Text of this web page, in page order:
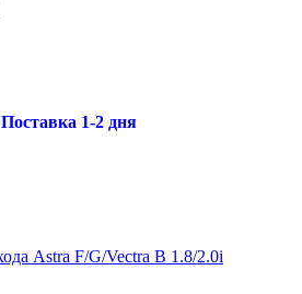
Поставка 1-2 дня